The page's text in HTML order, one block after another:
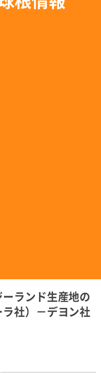
ランド生産地の
社）－デヨン社